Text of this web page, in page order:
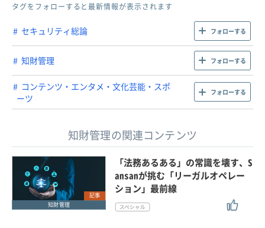
タグをフォローすると最新情報が表示されます
セキュリティ総論 フォローする
知財管理 フォローする
コンテンツ・エンタメ・文化芸能・スポ
ーツ
フォローする
知財管理の関連コンテンツ
記事
知財管理
「法務あるある」の常識を壊す、S
ansanが挑む「リーガルオペレー
ション」最前線